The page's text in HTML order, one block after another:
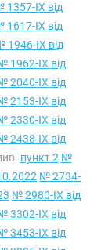
1357-IX від
1617-IX від
1946-IX від
1962-IX від
2040-IX від
2153-IX від
2330-IX від
2438-IX від
пункт 2 №
№ 2734-
№ 2980-IX від
3302-IX від
3453-IX від